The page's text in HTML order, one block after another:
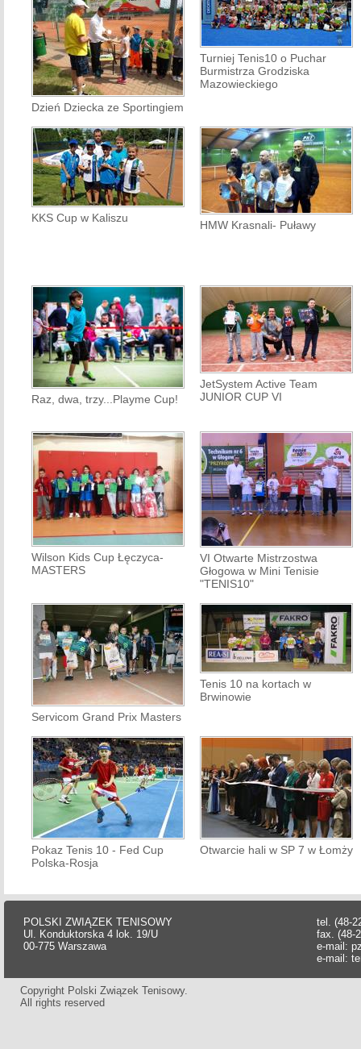
Dzień Dziecka ze Sportingiem
Turniej Tenis10 o Puchar
Burmistrza Grodziska
Mazowieckiego
KKS Cup w Kaliszu
HMW Krasnali- Puławy
Raz, dwa, trzy...Playme Cup!
JetSystem Active Team
JUNIOR CUP VI
Wilson Kids Cup Łęczyca-
MASTERS
VI Otwarte Mistrzostwa
Głogowa w Mini Tenisie
"TENIS10"
Servicom Grand Prix Masters
Tenis 10 na kortach w
Brwinowie
Pokaz Tenis 10 - Fed Cup
Polska-Rosja
Otwarcie hali w SP 7 w Łomży
POLSKI ZWIĄZEK TENISOWY
Ul. Konduktorska 4 lok. 19/U
00-775 Warszawa
tel. (48-
fax. (48-
e-mail:
e-mail:
Copyright Polski Związek Tenisowy.
All rights reserved